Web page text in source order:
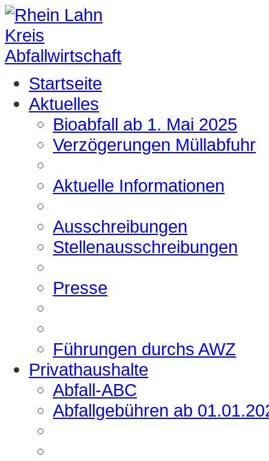
Startseite
Aktuelles
Bioabfall ab 1. Mai 2025
Verzögerungen Müllabfuhr
Aktuelle Informationen
Ausschreibungen
Stellenausschreibungen
Presse
Führungen durchs AWZ
Privathaushalte
Abfall-ABC
Abfallgebühren ab